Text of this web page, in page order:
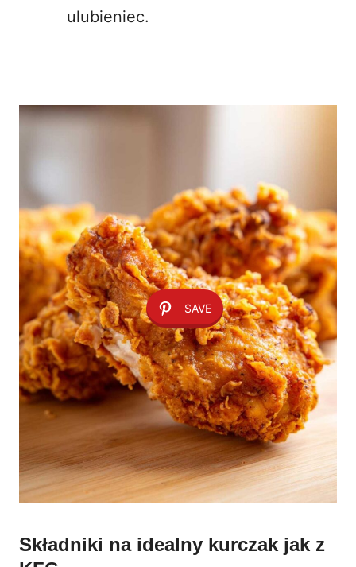
ulubieniec.
SAVE
Składniki na idealny kurczak jak z